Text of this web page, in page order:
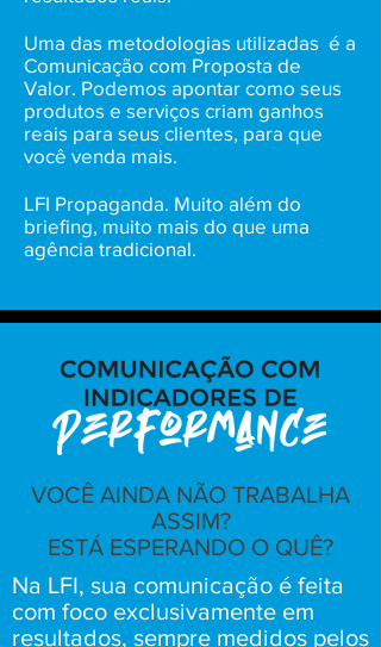
Uma das metodologias utilizadas é a
Comunicação com Proposta de
Valor. Podemos apontar como seus
produtos e serviços criam ganhos
reais para seus clientes, para que
você venda mais.
LFI Propaganda. Muito além do
briefing, muito mais do que uma
agência tradicional.
VOCÊ AINDA NÃO TRABALHA
ASSIM?
ESTÁ ESPERANDO O QUÊ?
Na LFI, sua comunicação é feita
com foco exclusivamente em
resultados, sempre medidos pelos